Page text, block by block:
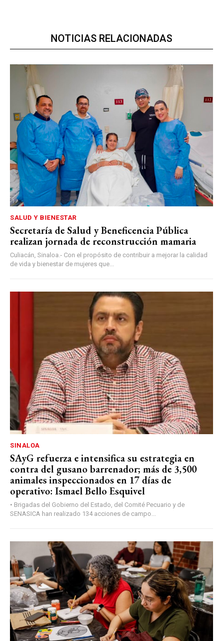
NOTICIAS RELACIONADAS
SALUD Y BIENESTAR
Secretaría de Salud y Beneficencia Pública
realizan jornada de reconstrucción mamaria
Culiacán, Sinaloa.- Con el propósito de contribuir a mejorar la calidad
de vida y bienestar de mujeres que...
SINALOA
SAyG refuerza e intensifica su estrategia en
contra del gusano barrenador; más de 3,500
animales inspeccionados en 17 días de
operativo: Ismael Bello Esquivel
• Brigadas del Gobierno del Estado, del Comité Pecuario y de
SENASICA han realizado 134 acciones de campo...